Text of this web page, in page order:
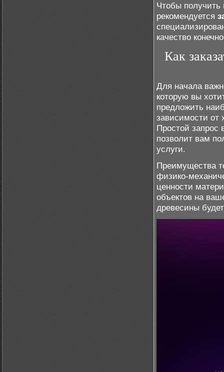
Чтобы получить
рекомендуется
качество
Как
Для начала
которую вы
предложить
зависимости от
Простой
позволит вам
услуги.
Преимущества
физико-
ценности
объектов на
древесины